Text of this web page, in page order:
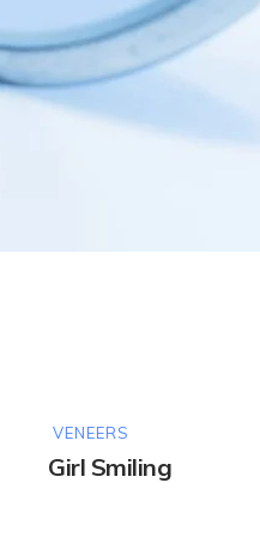
VENEERS
Girl Smiling